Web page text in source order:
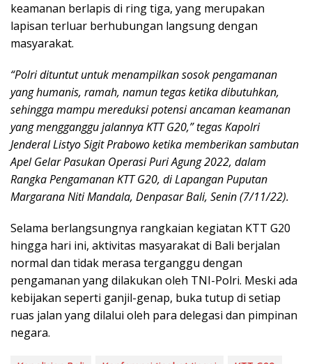
keamanan berlapis di ring tiga, yang merupakan
lapisan terluar berhubungan langsung dengan
masyarakat.
“Polri dituntut untuk menampilkan sosok pengamanan
yang humanis, ramah, namun tegas ketika dibutuhkan,
sehingga mampu mereduksi potensi ancaman keamanan
yang mengganggu jalannya KTT G20,” tegas Kapolri
Jenderal Listyo Sigit Prabowo ketika memberikan sambutan
Apel Gelar Pasukan Operasi Puri Agung 2022, dalam
Rangka Pengamanan KTT G20, di Lapangan Puputan
Margarana Niti Mandala, Denpasar Bali, Senin (7/11/22).
Selama berlangsungnya rangkaian kegiatan KTT G20
hingga hari ini, aktivitas masyarakat di Bali berjalan
normal dan tidak merasa terganggu dengan
pengamanan yang dilakukan oleh TNI-Polri. Meski ada
kebijakan seperti ganjil-genap, buka tutup di setiap
ruas jalan yang dilalui oleh para delegasi dan pimpinan
negara.